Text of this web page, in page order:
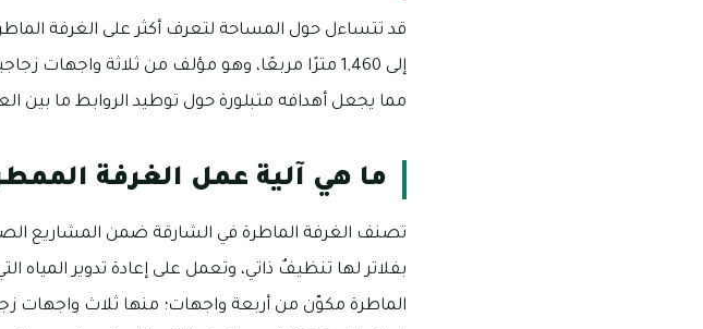
قد تتساءل حول المساحة لتعرف أكثر على الغرفة
إلى 1,460 مترًا مربعًا، وهو مؤلف من ثلاثة
مما يجعل أهدافه متبلورة حول توطيد الروابط ما بين
ما هي آلية عمل الغرفة
تصنف الغرفة الماطرة في الشارقة ضمن المشاريع
بفلاتر لها تنظيفٌ ذاتي، وتعمل على إعادة تدوير المياه
الماطرة مكوّن من أربعة واجهات؛ منها ثلاث واجهات